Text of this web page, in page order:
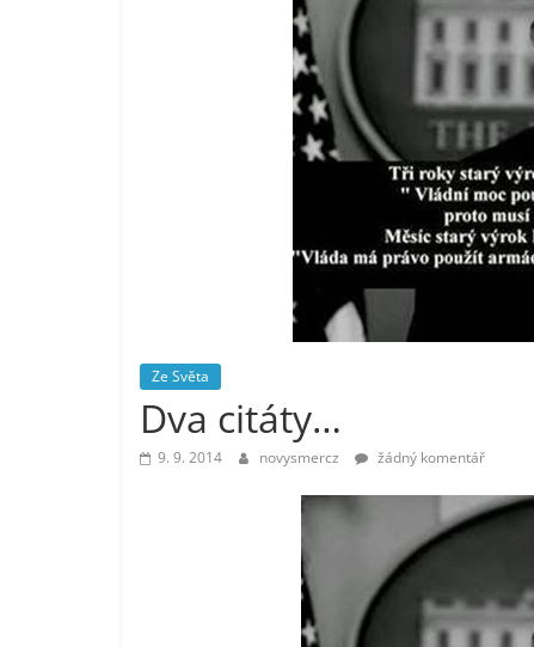
Ze Světa
Dva citáty…
9. 9. 2014 novysmercz žádný komentář